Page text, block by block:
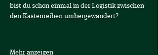
bist du schon einmal in der Logistik zwischen
den Kastenreihen umhergewandert?
Mehr anzeigen